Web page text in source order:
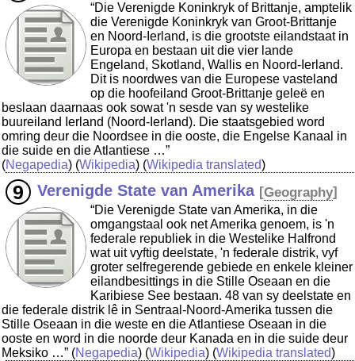
“Die Verenigde Koninkryk of Brittanje, amptelik
die Verenigde Koninkryk van Groot-Brittanje
en Noord-Ierland, is die grootste eilandstaat in
Europa en bestaan uit die vier lande
Engeland, Skotland, Wallis en Noord-Ierland.
Dit is noordwes van die Europese vasteland
op die hoofeiland Groot-Brittanje geleë en
beslaan daarnaas ook sowat 'n sesde van sy westelike
buureiland Ierland (Noord-Ierland). Die staatsgebied word
omring deur die Noordsee in die ooste, die Engelse Kanaal in
die suide en die Atlantiese …”
(Negapedia) (Wikipedia) (Wikipedia translated)
Verenigde State van Amerika [Geography]
“Die Verenigde State van Amerika, in die
omgangstaal ook net Amerika genoem, is 'n
federale republiek in die Westelike Halfrond
wat uit vyftig deelstate, 'n federale distrik, vyf
groter selfregerende gebiede en enkele kleiner
eilandbesittings in die Stille Oseaan en die
Karibiese See bestaan. 48 van sy deelstate en
die federale distrik lê in Sentraal-Noord-Amerika tussen die
Stille Oseaan in die weste en die Atlantiese Oseaan in die
ooste en word in die noorde deur Kanada en in die suide deur
Meksiko …” (Negapedia) (Wikipedia) (Wikipedia translated)